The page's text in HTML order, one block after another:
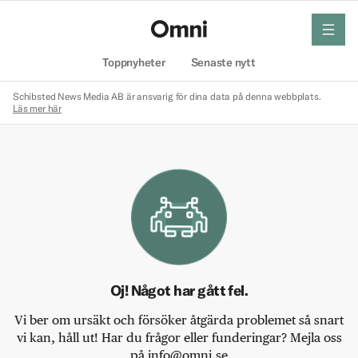
Toppnyheter Senaste nytt
meny
Schibsted News Media AB är ansvarig för dina data på denna webbplats.
Läs mer här
Oj! Något har gått fel.
Vi ber om ursäkt och försöker åtgärda problemet så snart
vi kan, håll ut! Har du frågor eller funderingar? Mejla oss